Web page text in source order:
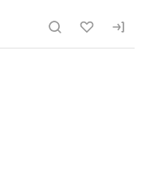
fruitinfo.ru
«НЦБРП»